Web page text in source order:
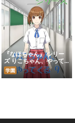
『なほちゃん』 シリー
ズ りこちゃん、やって
くる 9
学園